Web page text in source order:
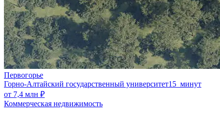
Первогорье
Горно-Алтайский государственный университет15 минут
от 7,4 млн ₽
Коммерческая недвижимость